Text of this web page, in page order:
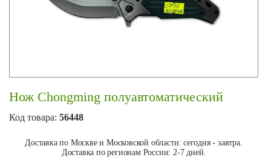
Нож Chongming полуавтоматический
Код товара: 56448
Доставка по Москве и Московской области: сегодня - завтра.
Доставка по регионам России: 2-7 дней.